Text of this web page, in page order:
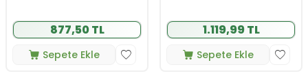
877,50 TL
Sepete Ekle
1.119,99 TL
Sepete Ekle